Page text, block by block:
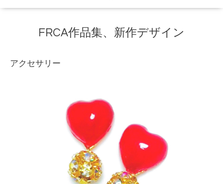
FRCA作品集、新作デザイン
アクセサリー